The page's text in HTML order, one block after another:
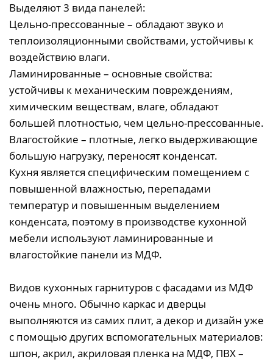
Выделяют 3 вида панелей:
Цельно-прессованные – обладают звуко и
теплоизоляционными свойствами, устойчивы к
воздействию влаги.
Ламинированные – основные свойства:
устойчивы к механическим повреждениям,
химическим веществам, влаге, обладают
большей плотностью, чем цельно-прессованные.
Влагостойкие – плотные, легко выдерживающие
большую нагрузку, переносят конденсат.
Кухня является специфическим помещением с
повышенной влажностью, перепадами
температур и повышенным выделением
конденсата, поэтому в производстве кухонной
мебели используют ламинированные и
влагостойкие панели из МДФ.
Видов кухонных гарнитуров с фасадами из МДФ
очень много. Обычно каркас и дверцы
выполняются из самих плит, а декор и дизайн уже
с помощью других вспомогательных материалов:
шпон, акрил, акриловая пленка на МДФ, ПВХ –